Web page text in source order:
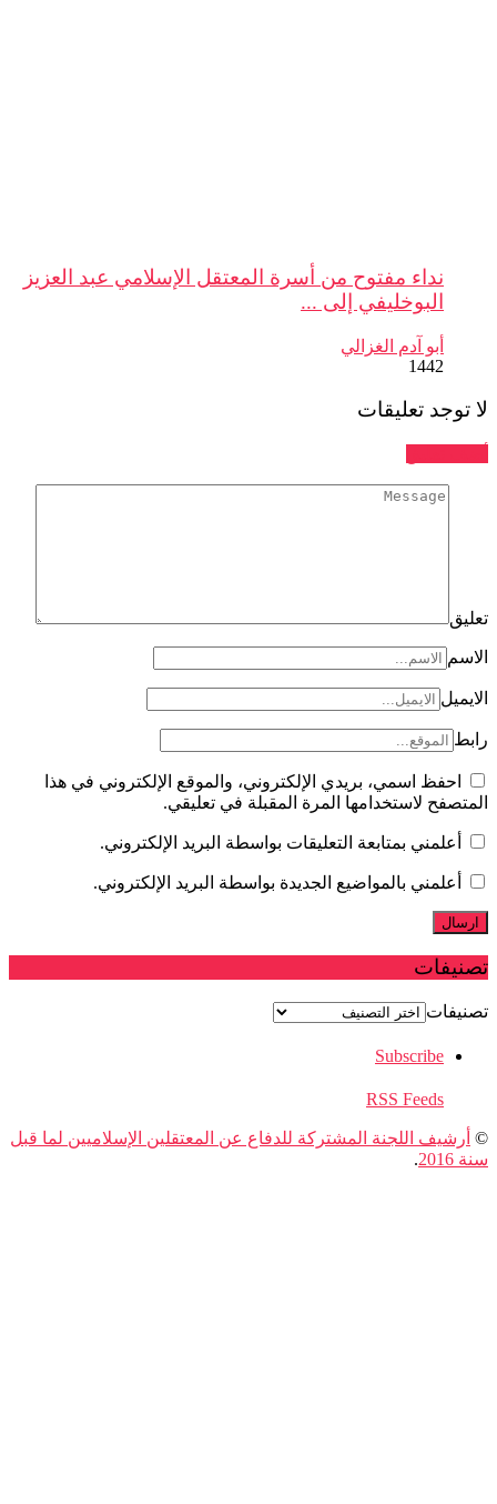
نداء مفتوح من أسرة المعتقل الإسلامي عبد العزيز
البوخليفي إلى ...
أبو آدم الغزالي
تعليقات
اسمي، بريدي الإلكتروني، والموقع الإلكتروني في هذا
لاستخدامها المرة المقبلة في تعليقي.
بمتابعة التعليقات بواسطة البريد الإلكتروني.
بالمواضيع الجديدة بواسطة البريد الإلكتروني.
Subscribe
RSS Feeds
اللجنة المشتركة للدفاع عن المعتقلين الإسلاميين لما قبل
.